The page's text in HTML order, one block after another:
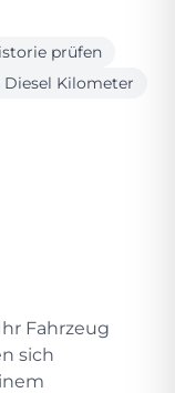
prüfen
Kilometer
Fahrzeug
sich